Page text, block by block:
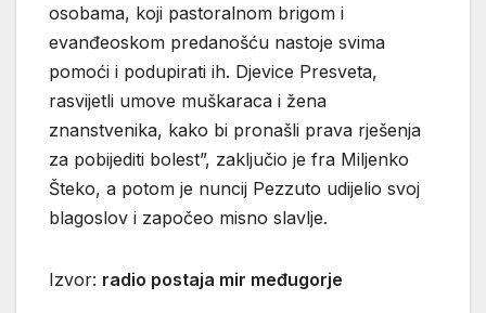
osobama, koji pastoralnom brigom i
evanđeoskom predanošću nastoje svima
pomoći i podupirati ih. Djevice Presveta,
rasvijetli umove muškaraca i žena
znanstvenika, kako bi pronašli prava rješenja
za pobijediti bolest”, zaključio je fra Miljenko
Šteko, a potom je nuncij Pezzuto udijelio svoj
blagoslov i započeo misno slavlje.
Izvor: radio postaja mir međugorje